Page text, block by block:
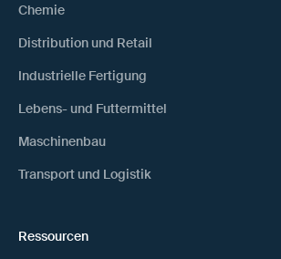
Chemie
Distribution und Retail
Industrielle Fertigung
Lebens- und Futtermittel
Maschinenbau
Transport und Logistik
Ressourcen